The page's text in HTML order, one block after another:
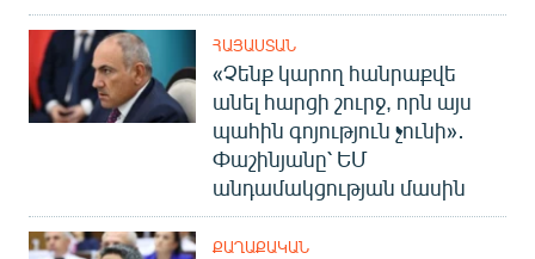
ՀԱՅԱՍՏԱՆ
«Չենք կարող հանրաքվե
անել հարցի շուրջ, որն այս
պահին գոյություն չունի»․
Փաշինյանը՝ ԵՄ
անդամակցության մասին
ՔԱՂԱՔԱԿԱՆ